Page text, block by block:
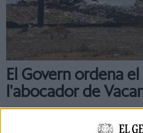
El Govern ordena
l'abocador de
resolució per a la suspensió de